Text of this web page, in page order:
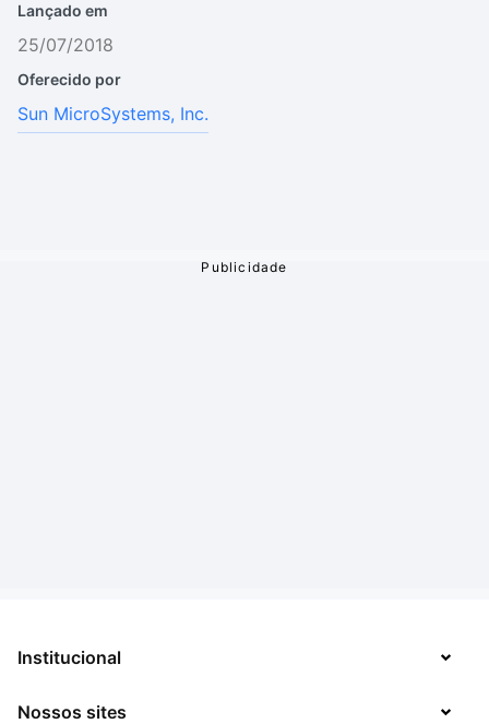
Lançado em
25/07/2018
Oferecido por
Sun MicroSystems, Inc.
Institucional
Sobre
Nossos sites